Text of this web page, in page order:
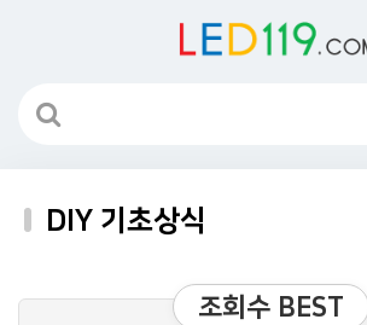
DIY 기초상식
조회수 BEST